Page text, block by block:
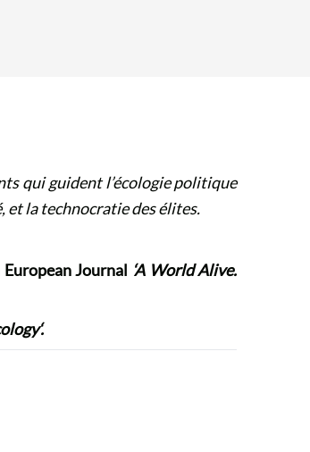
qui guident l’écologie politique
et la technocratie des élites.
Journal A World Alive.
‘.